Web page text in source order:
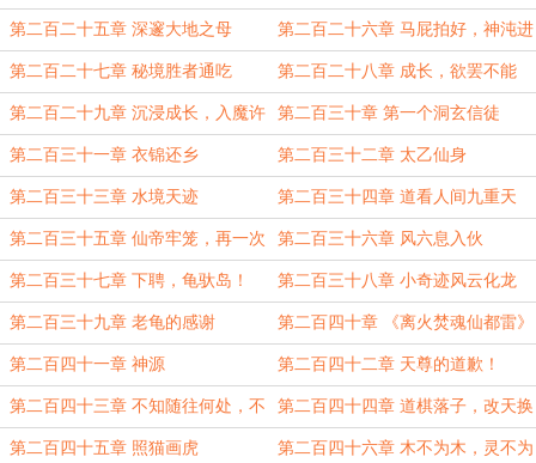
芳
第二百二十五章 深邃大地之母 第二百二十六章 马屁拍好，神沌进
阶
第二百二十七章 秘境胜者通吃 第二百二十八章 成长，欲罢不能
第二百二十九章 沉浸成长，入魔许
久
第二百三十章 第一个洞玄信徒
第二百三十一章 衣锦还乡 第二百三十二章 太乙仙身
第二百三十三章 水境天迹 第二百三十四章 道看人间九重天
第二百三十五章 仙帝牢笼，再一次
的封印！
第二百三十六章 风六息入伙
第二百三十七章 下聘，龟驮岛！ 第二百三十八章 小奇迹风云化龙
第二百三十九章 老龟的感谢 第二百四十章 《离火焚魂仙都雷》
第二百四十一章 神源 第二百四十二章 天尊的道歉！
第二百四十三章 不知随往何处，不
知未来如何！
第二百四十四章 道棋落子，改天换
地
第二百四十五章 照猫画虎 第二百四十六章 木不为木，灵不为